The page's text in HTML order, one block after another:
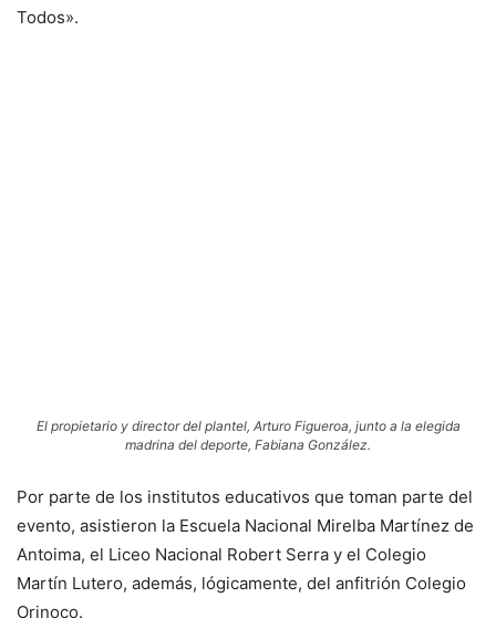
Todos».
El propietario y director del plantel, Arturo Figueroa, junto a la elegida
madrina del deporte, Fabiana González.
Por parte de los institutos educativos que toman parte del
evento, asistieron la Escuela Nacional Mirelba Martínez de
Antoima, el Liceo Nacional Robert Serra y el Colegio
Martín Lutero, además, lógicamente, del anfitrión Colegio
Orinoco.